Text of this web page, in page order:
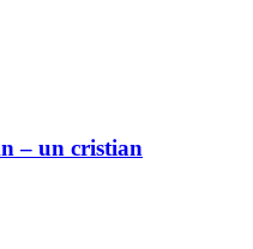
– un cristian